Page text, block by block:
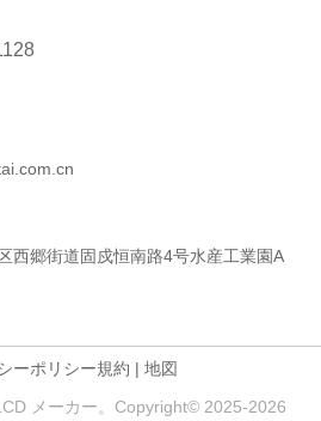
西郷街道固戍恒南路4号水産工業園A
ーポリシー規約 | 地図
メーカー。Copyright© 2025-2026